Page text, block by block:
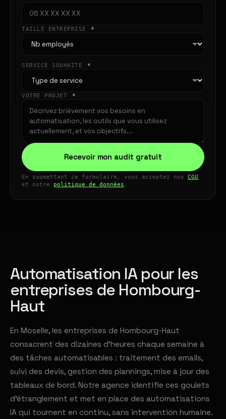
TAILLE ENTREPRISE *
SERVICE SOUHAITÉ *
VOTRE PROJET *
Recevoir mon audit gratuit
En soumettant ce formulaire, vous acceptez nos CGU
et notre politique de données .
Automatisation IA pour les
entreprises de Hombourg-
Haut
En Moselle, les entreprises de Hombourg-Haut
consacrent des dizaines d'heures chaque semaine à
des tâches automatisables : traitement des emails,
suivi des devis, gestion des plannings, mise à jour des
tableaux de bord. Notre agence identifie ces goulets
d'étranglement et met en place des automatisations
IA qui tournent en continu, sans intervention humaine.